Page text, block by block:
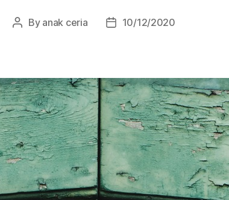
Post
By anak ceria
Post10/12/2020